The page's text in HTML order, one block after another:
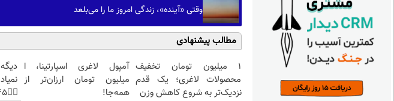
وقتی «آینده»، زندگی امروز ما را می‌بلعد
مطالب پیشنهادی
۱ میلیون تومان تخفیف
محصولات لاغری؛ یک قدم
نزدیک‌تر به شروع کاهش وزن
آمپول لاغری اسپارتینا، ا
میلیون تومان ارزان‌تر از
همه‌جا!
👈🏻45%تخفیف